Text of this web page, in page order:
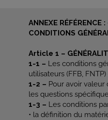
ANNEXE
CONDITIONS
Article 1 –
1-1 – Les conditions
utilisateurs (FFB,
1-2 – Pour avoir
les questions
1-3 – Les conditions
• la définition du